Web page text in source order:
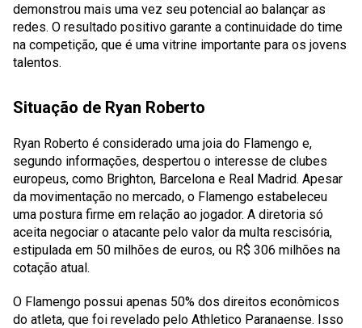
demonstrou mais uma vez seu potencial ao balançar as
redes. O resultado positivo garante a continuidade do time
na competição, que é uma vitrine importante para os jovens
talentos.
Situação de Ryan Roberto
Ryan Roberto é considerado uma joia do Flamengo e,
segundo informações, despertou o interesse de clubes
europeus, como Brighton, Barcelona e Real Madrid. Apesar
da movimentação no mercado, o Flamengo estabeleceu
uma postura firme em relação ao jogador. A diretoria só
aceita negociar o atacante pelo valor da multa rescisória,
estipulada em 50 milhões de euros, ou R$ 306 milhões na
cotação atual.
O Flamengo possui apenas 50% dos direitos econômicos
do atleta, que foi revelado pelo Athletico Paranaense. Isso